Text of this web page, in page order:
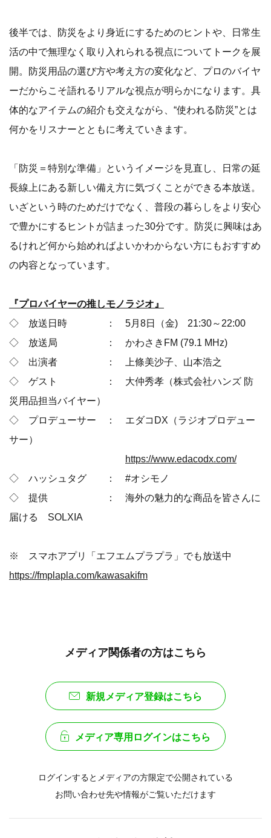
後半では、防災をより身近にするためのヒントや、日常生
活の中で無理なく取り入れられる視点についてトークを展
開。防災用品の選び方や考え方の変化など、プロのバイヤ
ーだからこそ語れるリアルな視点が明らかになります。具
体的なアイテムの紹介も交えながら、“使われる防災”とは
何かをリスナーとともに考えていきます。
「防災＝特別な準備」というイメージを見直し、日常の延
長線上にある新しい備え方に気づくことができる本放送。
いざという時のためだけでなく、普段の暮らしをより安心
で豊かにするヒントが詰まった30分です。防災に興味はあ
るけれど何から始めればよいかわからない方にもおすすめ
の内容となっています。
『プロバイヤーの推しモノラジオ』
◇ 放送日時 ： 5月8日（金) 21:30～22:00
◇ 放送局 ： かわさきFM (79.1 MHz)
◇ 出演者 ： 上條美沙子、山本浩之
◇ ゲスト ： 大仲秀孝（株式会社ハンズ 防
災用品担当バイヤー）
◇ プロデューサー ： エダコDX（ラジオプロデュー
サー）
https://www.edacodx.com/
◇ ハッシュタグ ： #オシモノ
◇ 提供 ： 海外の魅力的な商品を皆さんに
届ける SOLXIA
※ スマホアプリ「エフエムプラプラ」でも放送中
https://fmplapla.com/kawasakifm
メディア関係者の方はこちら
新規メディア登録はこちら
メディア専用ログインはこちら
ログインするとメディアの方限定で公開されている
お問い合わせ先や情報がご覧いただけます